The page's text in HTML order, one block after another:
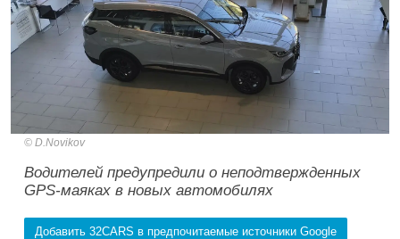
D.Novikov
Водителей предупредили о неподтвержденных
GPS-маяках в новых автомобилях
Добавить 32CARS в предпочитаемые источники Google